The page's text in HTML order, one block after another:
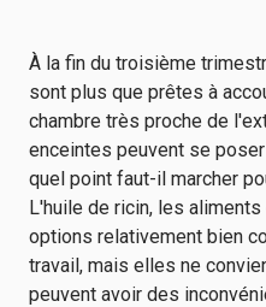
À la fin du troisième
sont plus que prêtes à
chambre très proche de
enceintes peuvent se
quel point faut-il marcher
L'huile de ricin, les
options relativement bien
travail, mais elles ne
peuvent avoir des